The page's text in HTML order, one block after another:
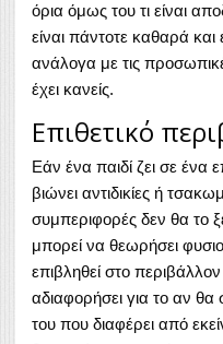
όρια όμως του τι είναι
είναι πάντοτε καθαρά
ανάλογα με τις
έχει κανείς.
Επιθετικό
Εάν ένα παιδί ζει σε ένα
βιώνει αντιδικίες ή
συμπεριφορές δεν θα το
μπορεί να θεωρήσει
επιβληθεί στο
αδιαφορήσει για το αν
του που διαφέρει από